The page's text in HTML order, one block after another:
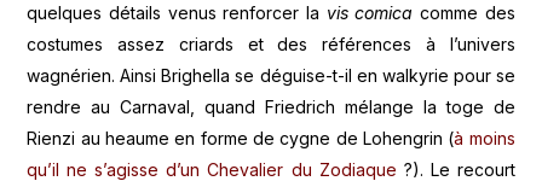
quelques détails venus renforcer la vis comica comme des
costumes assez criards et des références à l’univers
wagnérien. Ainsi Brighella se déguise-t-il en walkyrie pour se
rendre au Carnaval, quand Friedrich mélange la toge de
Rienzi au heaume en forme de cygne de Lohengrin (à moins
qu’il ne s’agisse d’un Chevalier du Zodiaque ?). Le recourt